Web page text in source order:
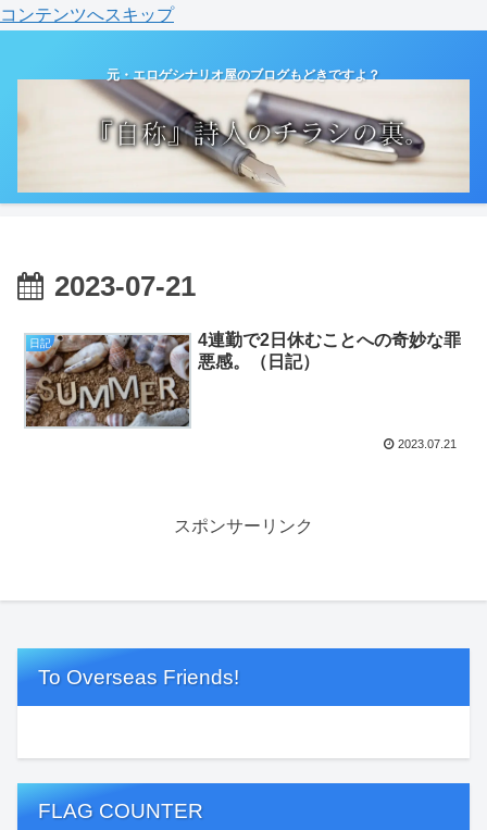
コンテンツへスキップ
元・エロゲシナリオ屋のブログもどきですよ？
2023-07-21
日記
4連勤で2日休むことへの奇妙な罪
悪感。（日記）
2023.07.21
スポンサーリンク
To Overseas Friends!
FLAG COUNTER